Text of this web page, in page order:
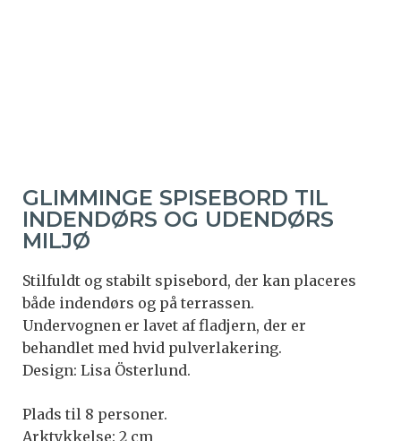
GLIMMINGE SPISEBORD TIL
INDENDØRS OG UDENDØRS
MILJØ
Stilfuldt og stabilt spisebord, der kan placeres
både indendørs og på terrassen.
Undervognen er lavet af fladjern, der er
behandlet med hvid pulverlakering.
Design: Lisa Österlund.
Plads til 8 personer.
Arktykkelse: 2 cm